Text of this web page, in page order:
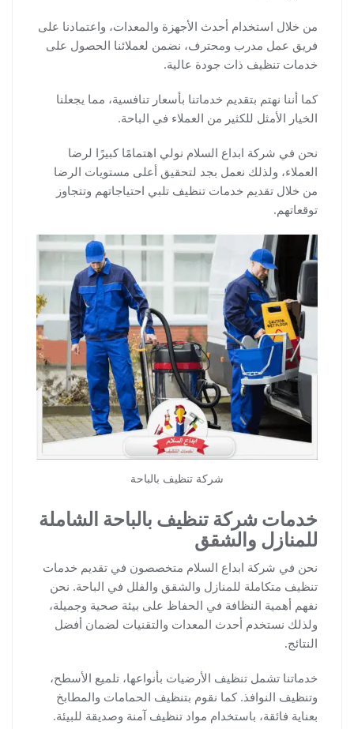
من خلال استخدام أحدث الأجهزة والمعدات، واعتمادنا على
فريق عمل مدرب ومحترف، نضمن لعملائنا الحصول على
خدمات تنظيف ذات جودة عالية.
كما أننا نهتم بتقديم خدماتنا بأسعار تنافسية، مما يجعلنا
الخيار الأمثل للكثير من العملاء في الباحة.
نحن في شركة ابداع السلام نولي اهتمامًا كبيرًا لرضا
العملاء، ولذلك نعمل بجد لتحقيق أعلى مستويات الرضا
من خلال تقديم خدمات تنظيف تلبي احتياجاتهم وتتجاوز
توقعاتهم.
شركة تنظيف بالباحة
خدمات شركة تنظيف بالباحة الشاملة
للمنازل والشقق
نحن في شركة ابداع السلام متخصصون في تقديم خدمات
تنظيف متكاملة للمنازل والشقق والفلل في الباحة. نحن
نفهم أهمية النظافة في الحفاظ على بيئة صحية وجميلة،
ولذلك نستخدم أحدث المعدات والتقنيات لضمان أفضل
النتائج.
خدماتنا تشمل تنظيف الأرضيات بأنواعها، تلميع الأسطح،
وتنظيف النوافذ. كما نقوم بتنظيف الحمامات والمطابخ
بعناية فائقة، باستخدام مواد تنظيف آمنة وصديقة للبيئة.